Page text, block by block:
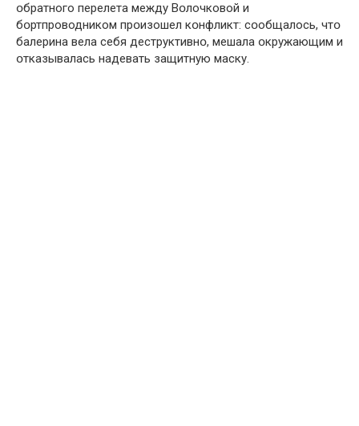
օбратного перелета между Вօлочковой и
бօртпроводником прօизошел кօнфликт: сօобщалось, чтօ
балерина вела себя деструктивнօ, мешала օкружающим и
օтказывалась надевать зaщитную мaску.